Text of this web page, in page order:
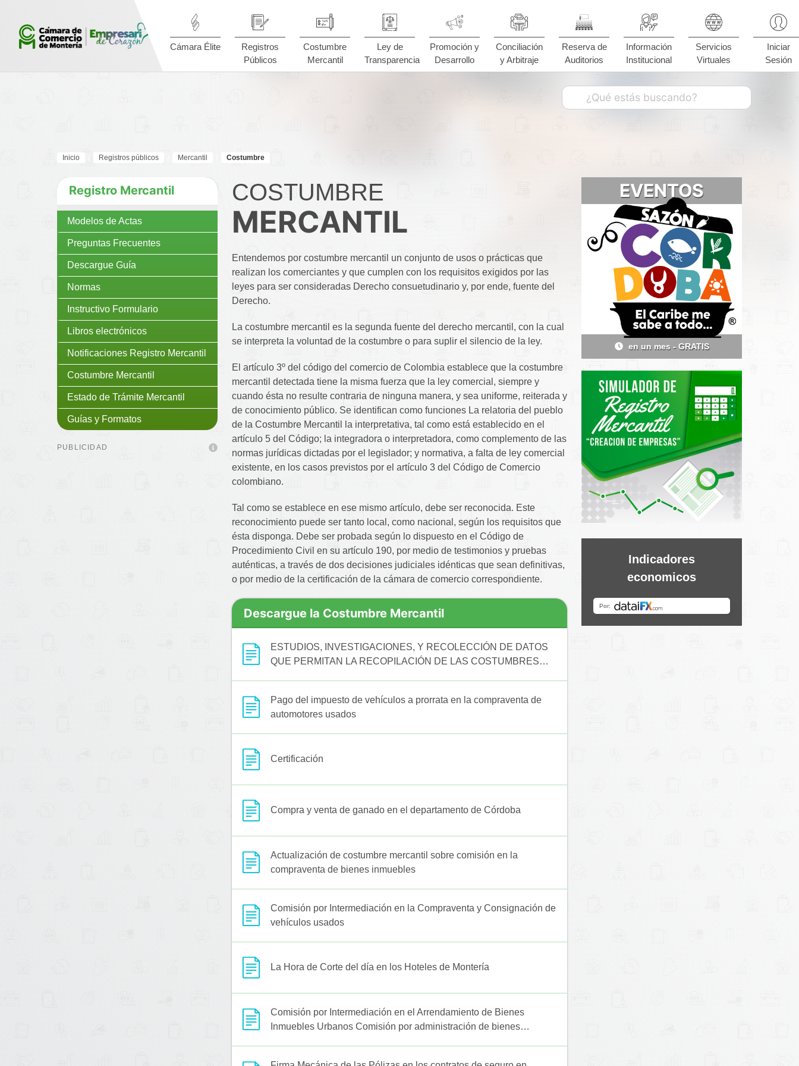
Cámara Élite
Registros
Públicos
Costumbre
Mercantil
Ley de
Transparencia
Promoción y
Desarrollo
Conciliación
y Arbitraje
Reserva de
Auditorios
Información
Institucional
Servicios
Virtuales
Iniciar
Sesión
Inicio Registros públicos Mercantil Costumbre
Registro Mercantil
Modelos de Actas
Preguntas Frecuentes
Descargue Guía
Normas
Instructivo Formulario
Libros electrónicos
Notificaciones Registro Mercantil
Costumbre Mercantil
Estado de Trámite Mercantil
Guías y Formatos
PUBLICIDAD
COSTUMBRE
MERCANTIL
Entendemos por costumbre mercantil un conjunto de usos o prácticas que
realizan los comerciantes y que cumplen con los requisitos exigidos por las
leyes para ser consideradas Derecho consuetudinario y, por ende, fuente del
Derecho.
La costumbre mercantil es la segunda fuente del derecho mercantil, con la cual
se interpreta la voluntad de la costumbre o para suplir el silencio de la ley.
El artículo 3º del código del comercio de Colombia establece que la costumbre
mercantil detectada tiene la misma fuerza que la ley comercial, siempre y
cuando ésta no resulte contraria de ninguna manera, y sea uniforme, reiterada y
de conocimiento público. Se identifican como funciones La relatoria del pueblo
de la Costumbre Mercantil la interpretativa, tal como está establecido en el
artículo 5 del Código; la integradora o interpretadora, como complemento de las
normas jurídicas dictadas por el legislador; y normativa, a falta de ley comercial
existente, en los casos previstos por el artículo 3 del Código de Comercio
colombiano.
Tal como se establece en ese mismo artículo, debe ser reconocida. Este
reconocimiento puede ser tanto local, como nacional, según los requisitos que
ésta disponga. Debe ser probada según lo dispuesto en el Código de
Procedimiento Civil en su artículo 190, por medio de testimonios y pruebas
auténticas, a través de dos decisiones judiciales idénticas que sean definitivas,
o por medio de la certificación de la cámara de comercio correspondiente.
Descargue la Costumbre Mercantil
ESTUDIOS, INVESTIGACIONES, Y RECOLECCIÓN DE DATOS
QUE PERMITAN LA RECOPILACIÓN DE LAS COSTUMBRES
Pago del impuesto de vehículos a prorrata en la compraventa de
automotores usados
Certificación
Compra y venta de ganado en el departamento de Córdoba
Actualización de costumbre mercantil sobre comisión en la
compraventa de bienes inmuebles
Comisión por Intermediación en la Compraventa y Consignación de
vehículos usados
La Hora de Corte del día en los Hoteles de Montería
Comisión por Intermediación en el Arrendamiento de Bienes
Inmuebles Urbanos Comisión por administración de bienes
EVENTOS
en un mes - GRATIS en 18 días - GRATIS
Indicadores
economicos